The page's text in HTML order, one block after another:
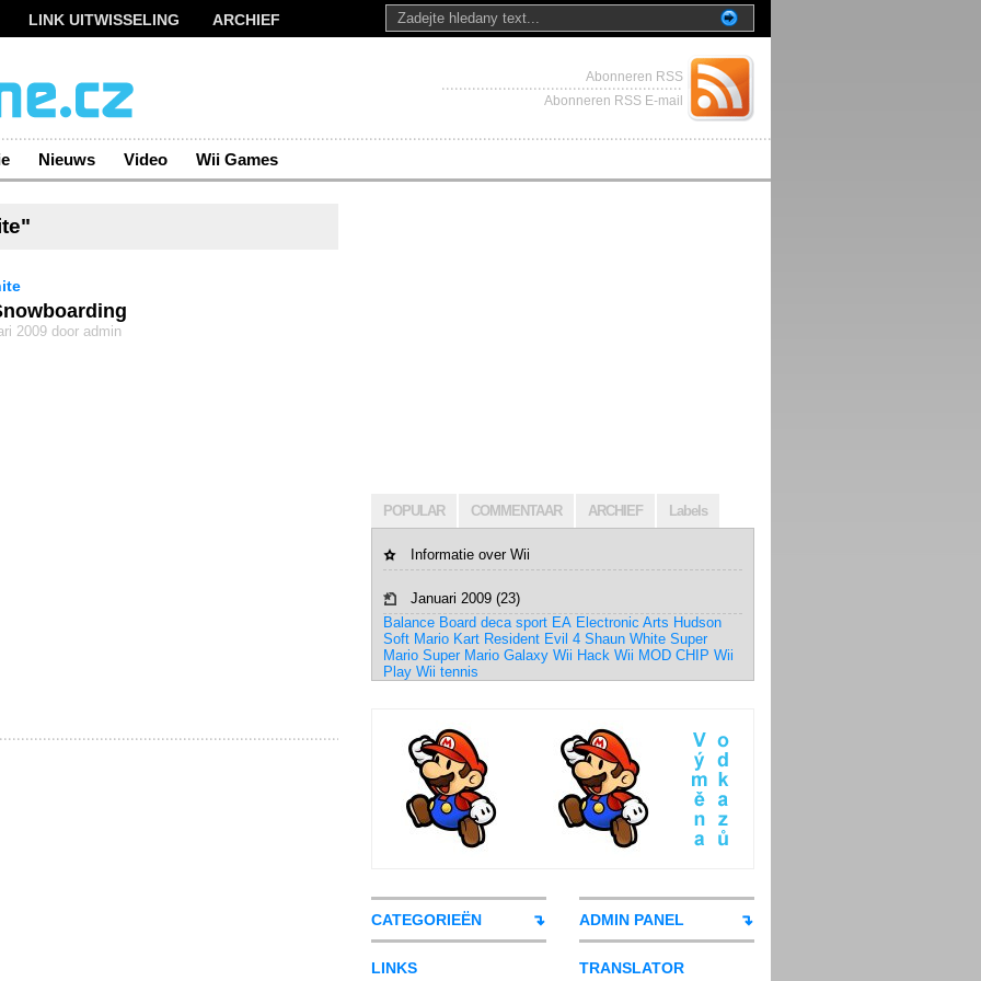
LINK UITWISSELING ARCHIEF
Abonneren RSS
Abonneren RSS E-mail
Nieuws Video Wii Games
2009 door admin
POPULAR COMMENTAAR ARCHIEF Labels
Informatie over Wii
Januari 2009 (23)
Balance Board deca sport EA Electronic Arts Hudson
Soft Mario Kart Resident Evil 4 Shaun White Super
Mario Super Mario Galaxy Wii Hack Wii MOD CHIP Wii
Play Wii tennis
CATEGORIEËN
LINKS
ADMIN PANEL
TRANSLATOR